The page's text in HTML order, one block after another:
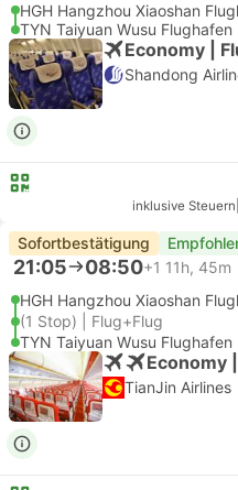
HGH Hangzhou Xiaoshan
TYN Taiyuan Wusu Flughafen
Economy |
Shandong
inklusive Steuern
Sofortbestätigung
21:05 08:50+1 11h, 45m
HGH Hangzhou Xiaoshan
(1 Stop) | Flug+Flug
TYN Taiyuan Wusu Flughafen
Economy
TianJin Airlines